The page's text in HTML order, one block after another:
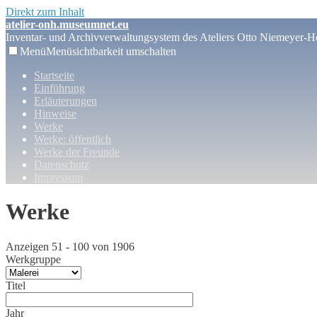
Direkt zum Inhalt
atelier-onh.museumnet.eu
Inventar- und Archivverwaltungsystem des Ateliers Otto Niemeyer-
MenüMenüsichtbarkeit umschalten
Startseite
Einführung
Erläuterungen
Hinweise
Werke
Werke: öffentlich
Werke der Freunde
Datenschutz
Impressum
Werke
Anzeigen 51 - 100 von 1906
Werkgruppe
Titel
Jahr